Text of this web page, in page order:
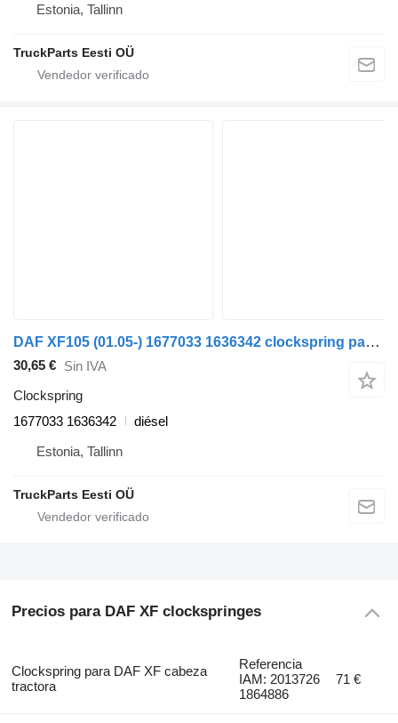
Estonia, Tallinn
TruckParts Eesti OÜ
DAF XF105 (01.05-) 1677033 1636342 clockspring para DAF XF95, XF105 (2001-2014) cabeza tractora
30,65 € Sin IVA
Clockspring
1677033 1636342
diésel
Estonia, Tallinn
TruckParts Eesti OÜ
Precios para DAF XF clockspringes
Clockspring para DAF XF cabeza
tractora
Referencia
IAM: 2013726
1864886
71 €